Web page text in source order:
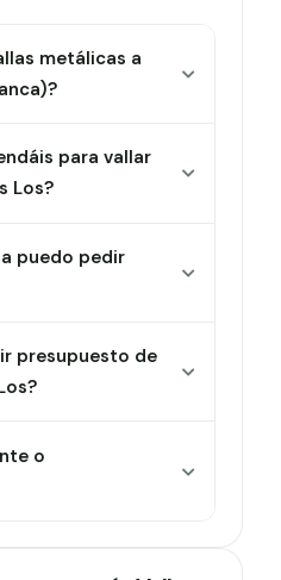
metálicas a
para vallar
Los?
puedo pedir
presupuesto de
o